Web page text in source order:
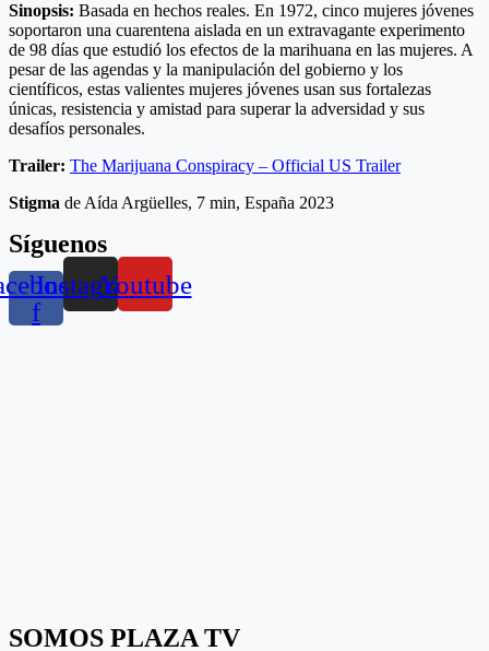
Sinopsis: Basada en hechos reales. En 1972, cinco mujeres jóvenes
soportaron una cuarentena aislada en un extravagante experimento
de 98 días que estudió los efectos de la marihuana en las mujeres. A
pesar de las agendas y la manipulación del gobierno y los
científicos, estas valientes mujeres jóvenes usan sus fortalezas
únicas, resistencia y amistad para superar la adversidad y sus
desafíos personales.
Trailer: The Marijuana Conspiracy – Official US Trailer
Stigma de Aída Argüelles, 7 min, España 2023
Síguenos
f
InstagramYoutube
SOMOS PLAZA TV